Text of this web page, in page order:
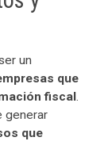
un
que
fiscal.
generar
que